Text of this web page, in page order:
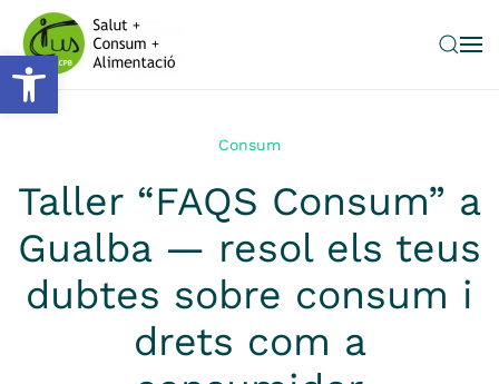
Obre la barra d'eines
Skip to main content
Consum
Taller “FAQS Consum” a
Gualba — resol els teus
dubtes sobre consum i
drets com a